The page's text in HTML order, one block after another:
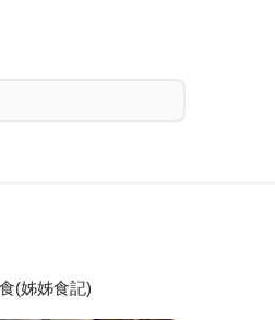
(姊姊食記)